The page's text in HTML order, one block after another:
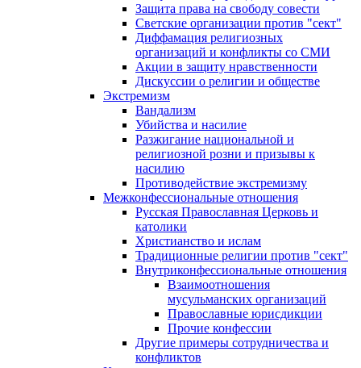
Защита права на свободу совести
Светские организации против "сект"
Диффамация религиозных
организаций и конфликты со СМИ
Акции в защиту нравственности
Дискуссии о религии и обществе
Экстремизм
Вандализм
Убийства и насилие
Разжигание национальной и
религиозной розни и призывы к
насилию
Противодействие экстремизму
Межконфессиональные отношения
Русская Православная Церковь и
католики
Христианство и ислам
Традиционные религии против "сект"
Внутриконфессиональные отношения
Взаимоотношения
мусульманских организаций
Православные юрисдикции
Прочие конфессии
Другие примеры сотрудничества и
конфликтов